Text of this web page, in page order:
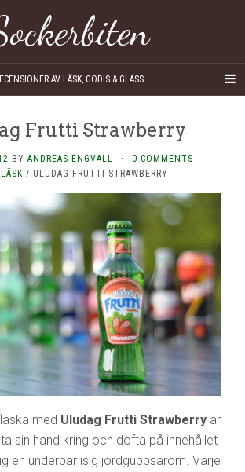
AV LÄSK, GODIS & GLASS
Frutti Strawberry
BY ANDREAS ENGVALL ·
0 COMMENTS
LÄSK / ULUDAG FRUTTI STRAWBERRY
med Uludag Frutti Strawberry är
sin hand kring och dofta på innehållet
en underbar isig jordgubbsarom. Varje